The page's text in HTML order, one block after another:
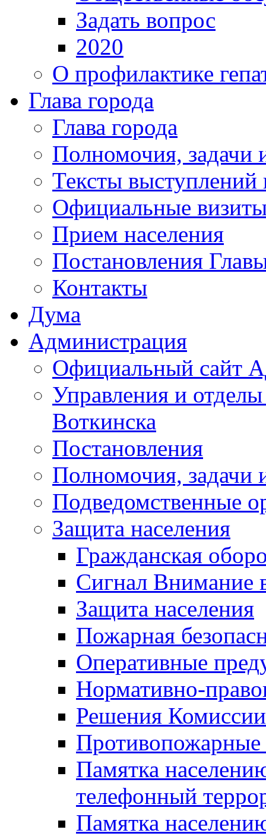
Задать вопрос
2020
О профилактике
Глава города
Глава города
Полномочия, задачи
Тексты выступлений
Официальные
Прием населения
Постановления
Контакты
Дума
Администрация
Официальный сайт
Управления и
Воткинска
Постановления
Полномочия, задачи
Подведомственные
Защита населения
Гражданская
Сигнал Внимание
Защита населения
Пожарная
Оперативные
Нормативно-
Решения
Противопожарные
Памятка
телефонный
Памятка